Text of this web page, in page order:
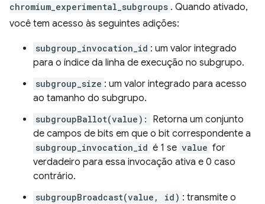
chromium_experimental_subgroups . Quando ativado,
você tem acesso às seguintes adições:
subgroup_invocation_id : um valor integrado
para o índice da linha de execução no subgrupo.
subgroup_size : um valor integrado para acesso
ao tamanho do subgrupo.
subgroupBallot(value):
Retorna um conjunto
de campos de bits em que o bit correspondente a
subgroup_invocation_id é 1 se value for
verdadeiro para essa invocação ativa e 0 caso
contrário.
subgroupBroadcast(value, id) : transmite o